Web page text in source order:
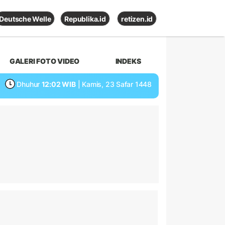
Deutsche Welle Republika.id retizen.id
GALERI FOTO VIDEO INDEKS
Dhuhur 12:02 WIB | Kamis, 23 Safar 1448